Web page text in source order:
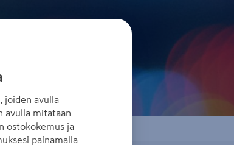
joiden avulla
avulla mitataan
ostokokemus ja
painamalla